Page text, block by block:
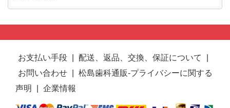
お支払い手段 配送、返品、交換、保証について
お問い合わせ
松島歯科通販-プライバシーに関する
声明
企業情報